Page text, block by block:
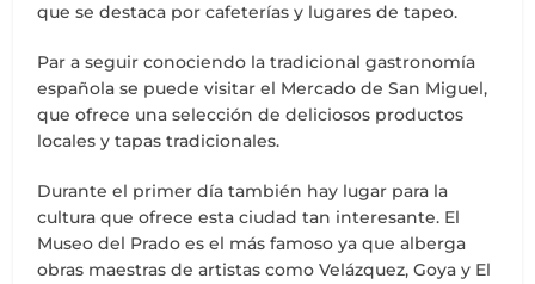
que se destaca por cafeterías y lugares de tapeo.
Par a seguir conociendo la tradicional gastronomía
española se puede visitar el Mercado de San Miguel,
que ofrece una selección de deliciosos productos
locales y tapas tradicionales.
Durante el primer día también hay lugar para la
cultura que ofrece esta ciudad tan interesante. El
Museo del Prado es el más famoso ya que alberga
obras maestras de artistas como Velázquez, Goya y El